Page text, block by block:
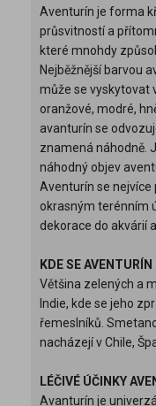
Aventurín je forma
průsvitností a
které mnohdy
Nejběžnější barvou
může se vyskytovat
oranžové, modré,
avanturín se
znamená náhodně.
náhodný objev
Aventurín se nejvíce
okrasným terénním
dekorace do akvárií
KDE SE
Většina zelených a
Indie, kde se jeho
řemeslníků.
nacházejí v Chile,
LÉČIVÉ ÚČINKY
Avanturín je